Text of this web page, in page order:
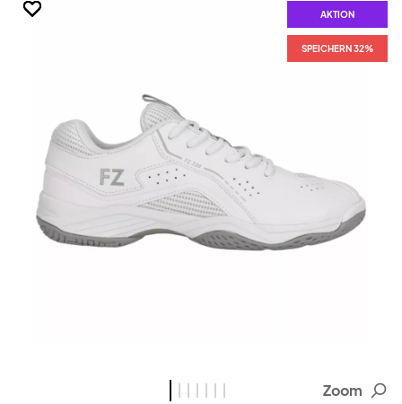
AKTION
SPEICHERN 32%
AKTION
SPEICHERN 32%
AKTION
SPEICHERN 32%
AKTION
SPEICHERN 32%
AKTION
SPEICHERN 32%
AKTION
SPEICHERN 32%
AKTION
SPEICHERN 32%
Zoom